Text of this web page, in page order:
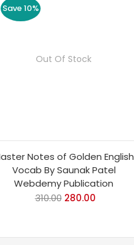
Save 10%
Out Of Stock
Notes of Golden English
Vocab By Saunak Patel
Webdemy Publication
310.00 Original
280.00Current